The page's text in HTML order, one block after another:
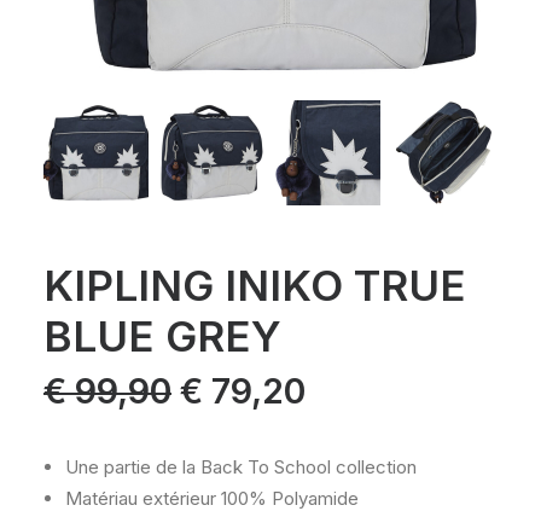
KIPLING INIKO TRUE
BLUE GREY
€99,90 Le
prix
initial
€ 99,90.
€ 79,20
€ 79,20.
Une partie de la Back To School collection
Matériau extérieur 100% Polyamide